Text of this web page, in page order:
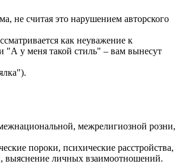
не считая это нарушением авторского
как неуважение к
"А у меня такой стиль" – вам вынесут
межрелигиозной розни,
пороки, психические расстройства,
выяснение личных взаимоотношений.